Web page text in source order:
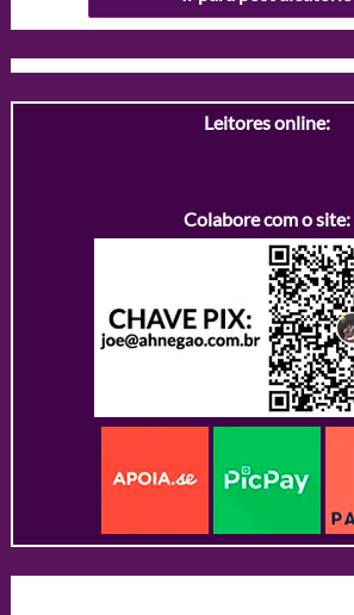
Leitores online:
Colabore com o site: